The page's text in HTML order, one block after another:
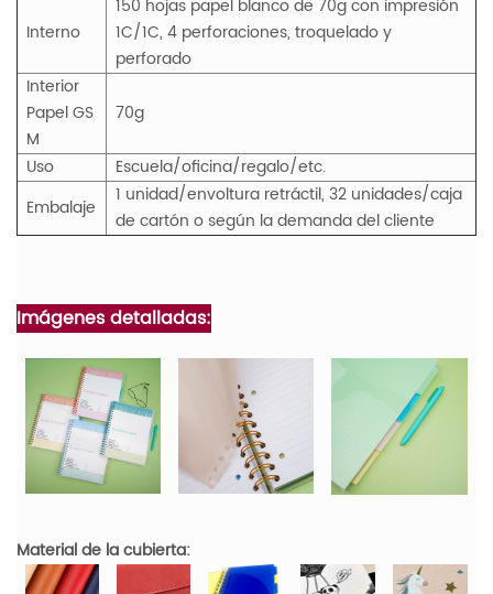
Interno
150 hojas papel blanco de 70g con impresión
1C/1C, 4 perforaciones, troquelado y
perforado
Interior
PapelGS
M
70g
Uso
Escuela/oficina/regalo/etc.
Embalaje
1 unidad/envoltura retráctil, 32 unidades/caja
de cartón o según la demanda del cliente
Imágenes detalladas:
Material de la cubierta: